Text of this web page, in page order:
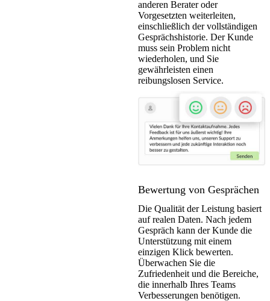
anderen Berater oder
Vorgesetzten weiterleiten,
einschließlich der vollständigen
Gesprächshistorie. Der Kunde
muss sein Problem nicht
wiederholen, und Sie
gewährleisten einen
reibungslosen Service.
Bewertung von Gesprächen
Die Qualität der Leistung basiert
auf realen Daten. Nach jedem
Gespräch kann der Kunde die
Unterstützung mit einem
einzigen Klick bewerten.
Überwachen Sie die
Zufriedenheit und die Bereiche,
die innerhalb Ihres Teams
Verbesserungen benötigen.